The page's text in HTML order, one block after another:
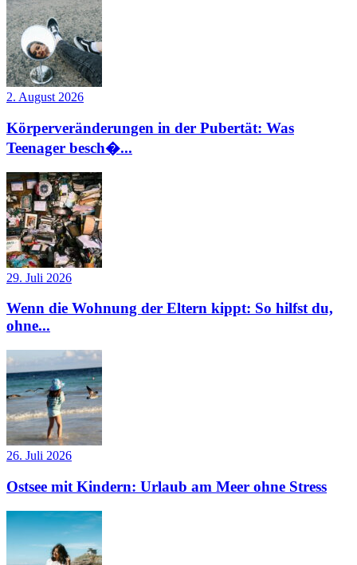
2. August 2026
Körperveränderungen in der Pubertät: Was
Teenager besch�...
29. Juli 2026
Wenn die Wohnung der Eltern kippt: So hilfst du,
ohne...
26. Juli 2026
Ostsee mit Kindern: Urlaub am Meer ohne Stress